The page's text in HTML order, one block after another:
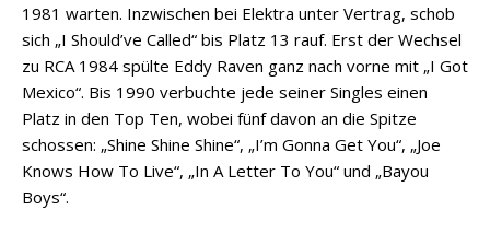
1981 warten. Inzwischen bei Elektra unter Vertrag, schob
sich „I Should’ve Called“ bis Platz 13 rauf. Erst der Wechsel
zu RCA 1984 spülte Eddy Raven ganz nach vorne mit „I Got
Mexico“. Bis 1990 verbuchte jede seiner Singles einen
Platz in den Top Ten, wobei fünf davon an die Spitze
schossen: „Shine Shine Shine“, „I’m Gonna Get You“, „Joe
Knows How To Live“, „In A Letter To You“ und „Bayou
Boys“.